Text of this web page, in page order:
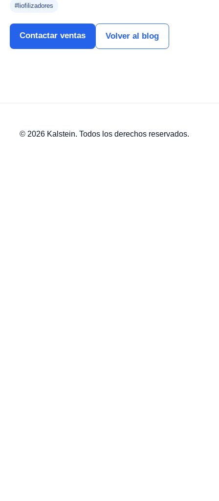
#liofilizadores
Contactar ventas Volver al blog
© 2026 Kalstein. Todos los derechos reservados.